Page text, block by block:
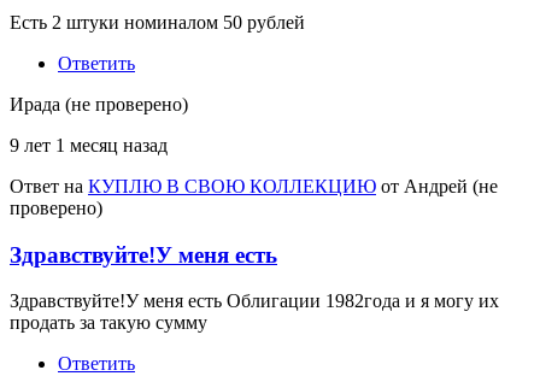
Есть 2 штуки номиналом 50 рублей
Ответить
Ирада (не проверено)
9 лет 1 месяц назад
Ответ на КУПЛЮ В СВОЮ КОЛЛЕКЦИЮ от Андрей (не
проверено)
Здравствуйте!У меня есть
Здравствуйте!У меня есть Облигации 1982года и я могу их
продать за такую сумму
Ответить